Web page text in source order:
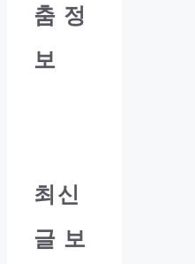
춤 정
보
최신
글 보